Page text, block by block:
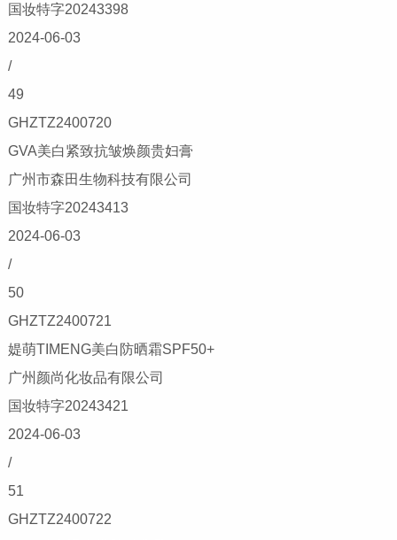
国妆特字20243398
2024-06-03
/
49
GHZTZ2400720
GVA美白紧致抗皱焕颜贵妇膏
广州市森田生物科技有限公司
国妆特字20243413
2024-06-03
/
50
GHZTZ2400721
媞萌TIMENG美白防晒霜SPF50+
广州颜尚化妆品有限公司
国妆特字20243421
2024-06-03
/
51
GHZTZ2400722